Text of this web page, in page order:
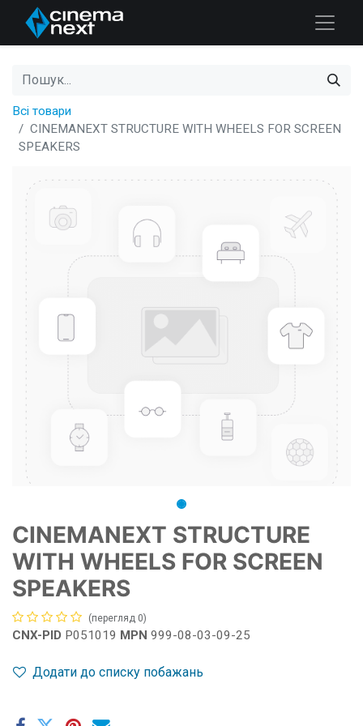
Всі товари
CINEMANEXT STRUCTURE WITH WHEELS FOR SCREEN
SPEAKERS
CINEMANEXT STRUCTURE
WITH WHEELS FOR SCREEN
SPEAKERS
(перегляд 0)
CNX-PID P051019 MPN 999-08-03-09-25
Додати до списку побажань